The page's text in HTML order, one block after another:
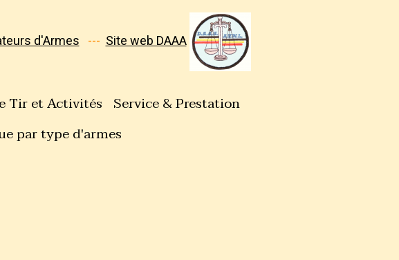
d'Armes --- Site web DAAA
Tir et Activités Service & Prestation
par type d'armes